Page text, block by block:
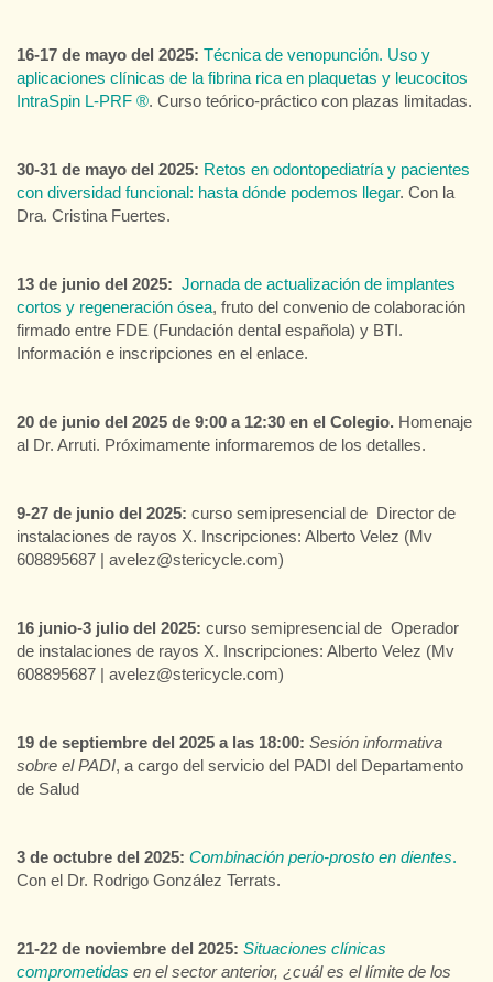
16-17 de mayo del 2025: Técnica de venopunción. Uso y
aplicaciones clínicas de la fibrina rica en plaquetas y leucocitos
IntraSpin L-PRF ®. Curso teórico-práctico con plazas limitadas.
30-31 de mayo del 2025: Retos en odontopediatría y pacientes
con diversidad funcional: hasta dónde podemos llegar. Con la
Dra. Cristina Fuertes.
13 de junio del 2025: Jornada de actualización de implantes
cortos y regeneración ósea, fruto del convenio de colaboración
firmado entre FDE (Fundación dental española) y BTI.
Información e inscripciones en el enlace.
20 de junio del 2025 de 9:00 a 12:30 en el Colegio. Homenaje
al Dr. Arruti. Próximamente informaremos de los detalles.
9-27 de junio del 2025: curso semipresencial de Director de
instalaciones de rayos X. Inscripciones: Alberto Velez (Mv
608895687 | avelez@stericycle.com)
16 junio-3 julio del 2025: curso semipresencial de Operador
de instalaciones de rayos X. Inscripciones: Alberto Velez (Mv
608895687 | avelez@stericycle.com)
19 de septiembre del 2025 a las 18:00: Sesión informativa
sobre el PADI, a cargo del servicio del PADI del Departamento
de Salud
3 de octubre del 2025: Combinación perio-prosto en dientes.
Con el Dr. Rodrigo González Terrats.
21-22 de noviembre del 2025: Situaciones clínicas
comprometidas en el sector anterior, ¿cuál es el límite de los